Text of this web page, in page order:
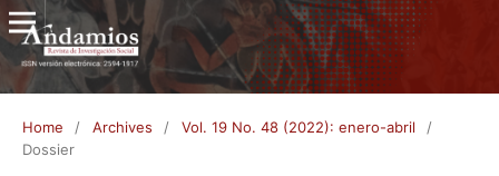
Home / Archives / Vol. 19 No. 48 (2022): enero-abril
/
Dossier